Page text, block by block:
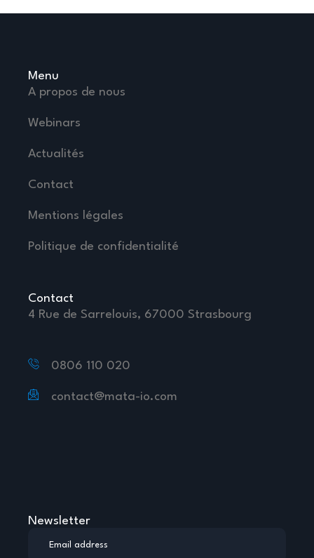
Menu
A propos de nous
Webinars
Actualités
Contact
Mentions légales
Politique de confidentialité
Contact
4 Rue de Sarrelouis, 67000 Strasbourg
0806 110 020
contact@mata-io.com
Newsletter